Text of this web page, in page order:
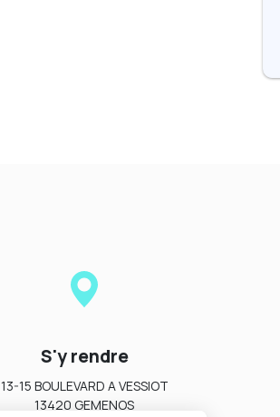
S'y rendre
13-15 BOULEVARD A VESSIOT
13420 GEMENOS